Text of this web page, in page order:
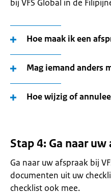
bij VFS Global in de
Hoe maak ik een
Mag iemand anders
Hoe wijzig of
Stap 4: Ga naar uw
Ga naar uw afspraak bij
documenten uit uw
checklist ook mee.